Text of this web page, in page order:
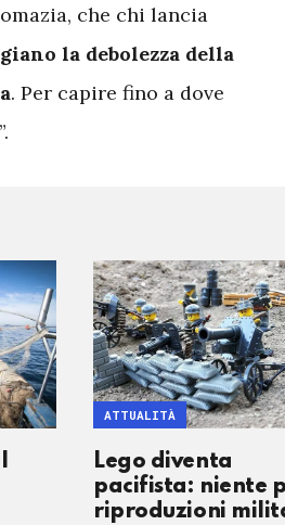
che chi lancia
la debolezza della
. Per capire fino a dove
Lego diventa
pacifista: niente
riproduzioni
ATTUALITÀ